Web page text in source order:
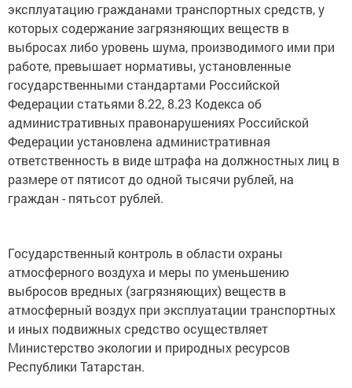
эксплуатацию гражданами транспортных средств, у
которых содержание загрязняющих веществ в
выбросах либо уровень шума, производимого ими при
работе, превышает нормативы, установленные
государственными стандартами Российской
Федерации статьями 8.22, 8.23 Кодекса об
административных правонарушениях Российской
Федерации установлена административная
ответственность в виде штрафа на должностных лиц в
размере от пятисот до одной тысячи рублей, на
граждан - пятьсот рублей.
Государственный контроль в области охраны
атмосферного воздуха и меры по уменьшению
выбросов вредных (загрязняющих) веществ в
атмосферный воздух при эксплуатации транспортных
и иных подвижных средство осуществляет
Министерство экологии и природных ресурсов
Республики Татарстан.